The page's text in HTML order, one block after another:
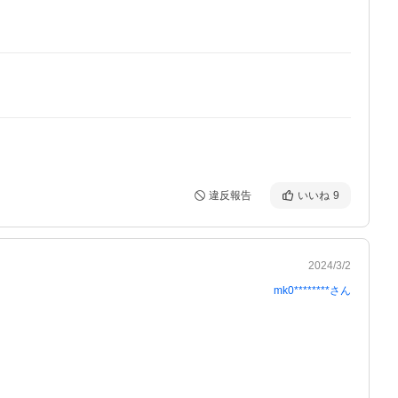
違反報告 いいね 9
2024/3/2
mk0********さん